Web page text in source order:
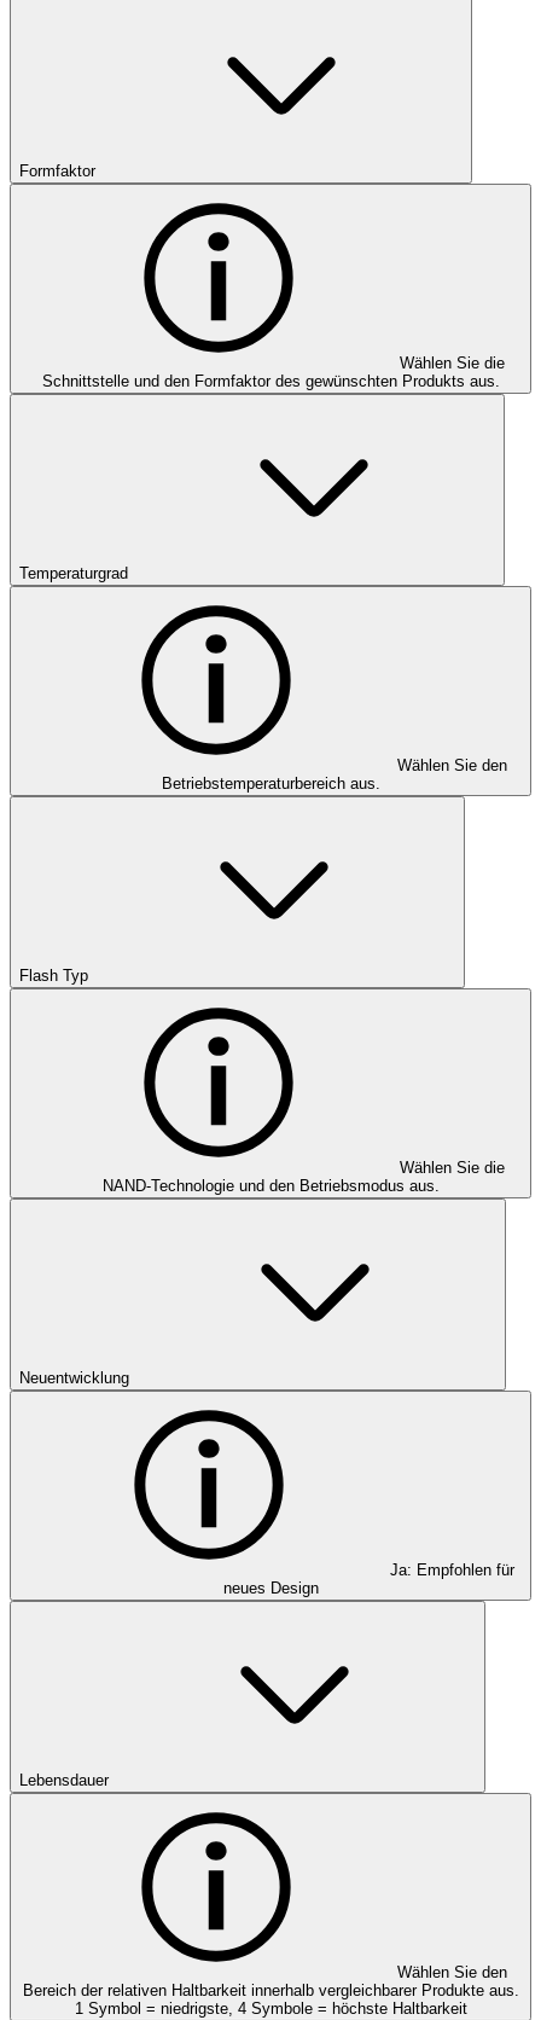
Formfaktor
Wählen Sie die
Schnittstelle und den Formfaktor des gewünschten Produkts aus.
Temperaturgrad
Wählen Sie den
Betriebstemperaturbereich aus.
Flash Typ
Wählen Sie die
NAND-Technologie und den Betriebsmodus aus.
Neuentwicklung
Ja: Empfohlen für
neues Design
Lebensdauer
Wählen Sie den
Bereich der relativen Haltbarkeit innerhalb vergleichbarer Produkte aus.
1 Symbol = niedrigste, 4 Symbole = höchste Haltbarkeit